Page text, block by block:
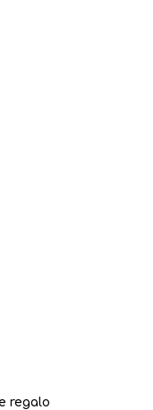
regalo